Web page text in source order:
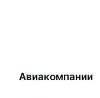
Авиакомпании